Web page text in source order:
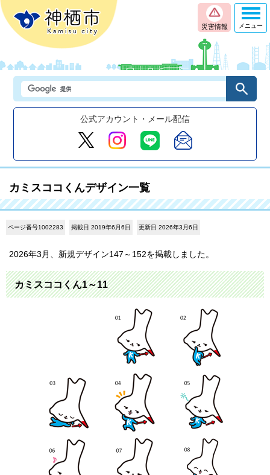
災害情報
公式アカウント・メール配信
メニュー
カミスココくんデザイン一覧
ページ番号1002283 掲載日 2019年6月6日 更新日 2026年3月6日
2026年3月、新規デザイン147～152を掲載しました。
カミスココくん1～11